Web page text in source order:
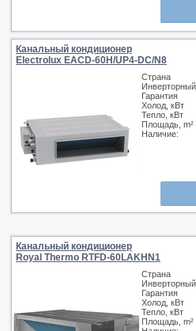
Канальный кондиционер
Electrolux EACD-60H/UP4-DC/N8
Страна
Инверторный
Гарантия
Холод, кВт
Тепло, кВт
Площадь, m²
Наличие:
Канальный кондиционер
Royal Thermo RTFD-60LAKHN1
Страна
Инверторный
Гарантия
Холод, кВт
Тепло, кВт
Площадь, m²